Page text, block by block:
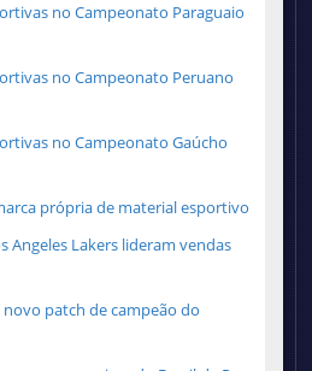
no Campeonato Paraguaio
no Campeonato Peruano
no Campeonato Gaúcho
própria de material esportivo
Angeles Lakers lideram vendas
novo patch de campeão do